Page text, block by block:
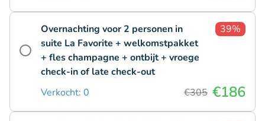
Overnachting voor 2 personen in
suite La Favorite + welkomstpakket
+ fles champagne + ontbijt + vroege
check-in of late check-out
39%
Verkocht: 0 €305 €186